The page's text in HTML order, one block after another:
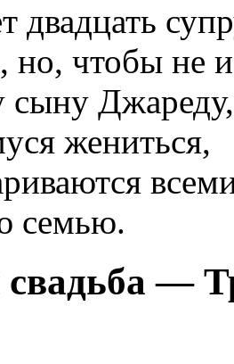
двадцать
но, чтобы не
Джареду,
жениться,
семью.
—